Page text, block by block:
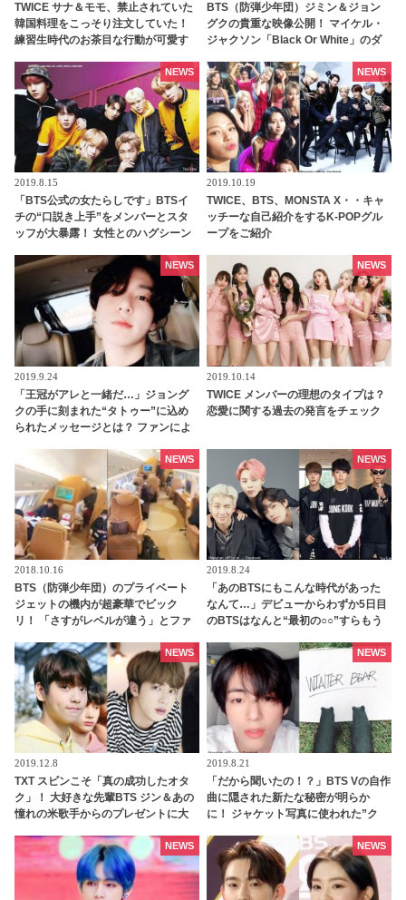
TWICE サナ＆モモ、禁止されていた
韓国料理をこっそり注文していた！
練習生時代のお茶目な行動が可愛す
BTS（防弾少年団）ジミン＆ジョン
グクの貴重な映像公開！ マイケル・
ジャクソン「Black Or White」のダ
2019.8.15
「BTS公式の女たらしです」BTSイ
チの“口説き上手”をメンバーとスタ
ッフが大暴露！ 女性とのハグシーン
バラされるメンバーも！ 爆弾発言の
オンパレードに爆笑
NEWS
2019.10.19
TWICE、BTS、MONSTA X・・キャ
ッチーな自己紹介をするK-POPグル
ープをご紹介
NEWS
2019.9.24
「王冠がアレと一緒だ…」ジョング
クの手に刻まれた“タトゥー”に込め
られたメッセージとは？ ファンによ
NEWS
2019.10.14
TWICE メンバーの理想のタイプは？
恋愛に関する過去の発言をチェック
NEWS
2018.10.16
BTS（防弾少年団）のプライベート
ジェットの機内が超豪華でビック
リ！ 「さすがレベルが違う」とファ
NEWS
2019.8.24
「あのBTSにもこんな時代があった
なんて…」デビューからわずか5日目
のBTSはなんと“最初の○○”すらもう
いすぎる緊張しきった姿に涙…今に
至るまでの驚異的な成長ぶりに感動
NEWS
2019.12.8
TXT スビンこそ「真の成功したオタ
ク」！ 大好きな先輩BTS ジン＆あの
憧れの米歌手からのプレゼントに大
NEWS
2019.8.21
「だから聞いたの！？」BTS Vの自作
曲に隠された新たな秘密が明らか
に！ ジャケット写真に使われた”ク
ゼント”だった…！ VLIVEでの発言の
真相も判明
NEWS
NEWS NEWS